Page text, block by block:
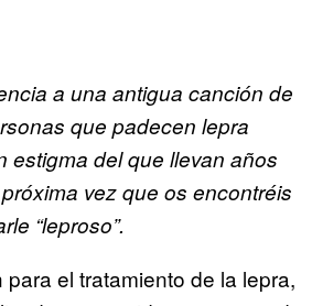
a una antigua canción de
que padecen lepra
estigma del que llevan años
vez que os encontréis
“leproso”.
el tratamiento de la lepra,